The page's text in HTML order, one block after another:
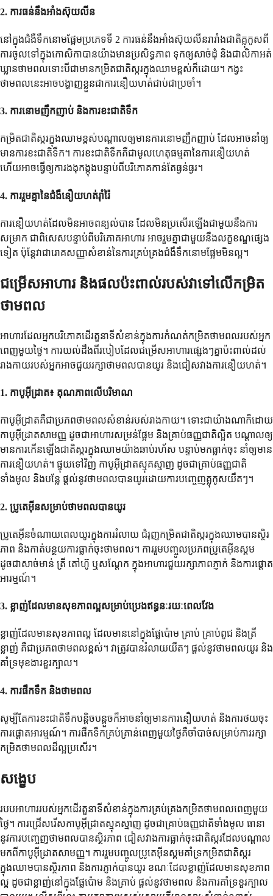
2. ការធន់នឹងអាំងស៊ុយលីន
នៅក្នុងជំងឺទឹកនោមផ្អែមប្រភេទទី 2 ការធន់នឹងអាំងស៊ុយលីនរារាំងជាតិគ្លុកូសពី
ការចូលទៅក្នុងកោសិកាបានយ៉ាងមានប្រសិទ្ធភាព ទុកឲ្យសាច់ដុំ និងជាលិកាអត់
ឃ្លានថាមពលទោះបីជាមានកម្រិតជាតិស្ករក្នុងឈាមខ្ពស់ក៏ដោយ។ កង្វះ
ថាមពលនេះអាចបង្ហាញខ្លួនជាការនឿយហត់ជាប់ជាប្រចាំ។
3. ការនោមញឹកញាប់ និងការខះជាតិទឹក
កម្រិតជាតិស្ករក្នុងឈាមខ្ពស់បណ្តាលឲ្យមានការនោមញឹកញាប់ ដែលអាចនាំឲ្យ
មានការខះជាតិទឹក។ ការខះជាតិទឹកគឺជាមូលហេតុធម្មតានៃការនឿយហត់
ហើយអាចធ្វើឲ្យការងងុកង្កុងបន្ទាប់ពីបរិភោគកាន់តែធ្ងន់ធ្ងរ។
4. ការរួមគ្នានៃជំងឺនឿយហត់រ៉ាំរ៉ៃ
ការនឿយហត់ដែលមិនអាចពន្យល់បាន ដែលមិនប្រសើរឡើងជាមួយនឹងការ
សម្រាក ជាពិសេសបន្ទាប់ពីបរិភោគអាហារ អាចរួមគ្នាជាមួយនឹងលក្ខខណ្ឌផ្សេង
ទៀត ប៉ុន្តែវាជារោគសញ្ញាសំខាន់នៃការគ្រប់គ្រងជំងឺទឹកនោមផ្អែមមិនល្អ។
ជម្រើសអាហារ និងផលប៉ះពាល់របស់វាទៅលើកម្រិត
ថាមពល
អាហារដែលអ្នកបរិភោគដើរតួនាទីសំខាន់ក្នុងការកំណត់កម្រិតថាមពលរបស់អ្នក
ពេញមួយថ្ងៃ។ ការយល់ដឹងពីរបៀបដែលជម្រើសអាហារផ្សេងៗគ្នាប៉ះពាល់ដល់
រាងកាយរបស់អ្នកអាចជួយរក្សាថាមពលបានយូរ និងជៀសវាងការនឿយហត់។
1. កាបូអ៊ីដ្រាត៖ គុណភាពលើបរិមាណ
កាបូអ៊ីដ្រាតគឺជាប្រភពថាមពលសំខាន់របស់រាងកាយ។ ទោះជាយ៉ាងណាក៏ដោយ
កាបូអ៊ីដ្រាតសាមញ្ញ ដូចជាអាហារសម្រន់ផ្អែម និងគ្រាប់ធញ្ញជាតិល្អិត បណ្តាលឲ្យ
មានការកើនឡើងជាតិស្ករក្នុងឈាមយ៉ាងឆាប់រហ័ស បន្ទាប់មកធ្លាក់ចុះ នាំឲ្យមាន
ការនឿយហត់។ ផ្ទុយទៅវិញ កាបូអ៊ីដ្រាតស្មុគស្មាញ ដូចជាគ្រាប់ធញ្ញជាតិ
ទាំងមូល និងបន្លែ ផ្តល់នូវថាមពលបានយូរដោយការបញ្ចេញគ្លុកូសយឺតៗ។
2. ប្រូតេអ៊ីនសម្រាប់ថាមពលបានយូរ
ប្រូតេអ៊ីនចំណាយពេលយូរក្នុងការរំលាយ ជំរុញកម្រិតជាតិស្ករក្នុងឈាមបានស្ថិរ
ភាព និងកាត់បន្ថយការធ្លាក់ចុះថាមពល។ ការរួមបញ្ចូលប្រភពប្រូតេអ៊ីនស្គម
ដូចជាសាច់មាន់ ត្រី តៅហ៊ូ ឬសណ្តែក ក្នុងអាហារជួយរក្សាភាពភ្ញាក់ និងការផ្តោត
អារម្មណ៍។
3. ខ្លាញ់ដែលមានសុខភាពល្អសម្រាប់ប្រេងឥន្ធនៈរយៈពេលវែង
ខ្លាញ់ដែលមានសុខភាពល្អ ដែលមាននៅក្នុងផ្លែប៉ោម គ្រាប់ គ្រាប់ពូជ និងត្រី
ខ្លាញ់ គឺជាប្រភពថាមពលខ្ពស់។ វាត្រូវបានរំលាយយឺតៗ ផ្តល់នូវថាមពលយូរ និង
គាំទ្រមុខងារខួរក្បាល។
4. ការផឹកទឹក និងថាមពល
សូម្បីតែការខះជាតិទឹកបន្តិចបន្តួចក៏អាចនាំឲ្យមានការនឿយហត់ និងការថយចុះ
ការផ្តោតអារម្មណ៍។ ការផឹកទឹកគ្រប់គ្រាន់ពេញមួយថ្ងៃគឺចាំបាច់សម្រាប់ការរក្សា
កម្រិតថាមពលដ៏ល្អប្រសើរ។
សង្ខេប
របបអាហាររបស់អ្នកដើរតួនាទីសំខាន់ក្នុងការគ្រប់គ្រងកម្រិតថាមពលពេញមួយ
ថ្ងៃ។ ការជ្រើសរើសកាបូអ៊ីដ្រាតស្មុគស្មាញ ដូចជាគ្រាប់ធញ្ញជាតិទាំងមូល ធានា
នូវការបញ្ចេញថាមពលបានស្ថិរភាព ជៀសវាងការធ្លាក់ចុះជាតិស្ករដែលបណ្តាល
មកពីកាបូអ៊ីដ្រាតសាមញ្ញ។ ការរួមបញ្ចូលប្រូតេអ៊ីនស្គមគាំទ្រកម្រិតជាតិស្ករ
ក្នុងឈាមបានស្ថិរភាព និងការភ្ញាក់បានយូរ ខណៈដែលខ្លាញ់ដែលមានសុខភាព
ល្អ ដូចជាខ្លាញ់នៅក្នុងផ្លែប៉ោម និងគ្រាប់ ផ្តល់នូវថាមពល និងការគាំទ្រខួរក្បាល